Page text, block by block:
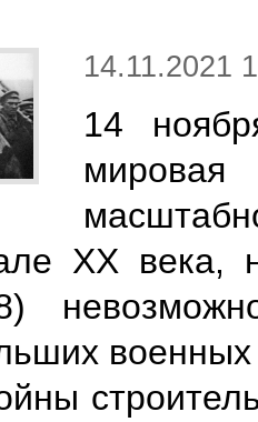
14.11.2021
14
ХХ века,
военных